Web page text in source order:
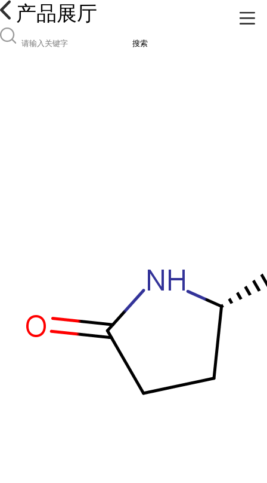
产品展厅
搜索